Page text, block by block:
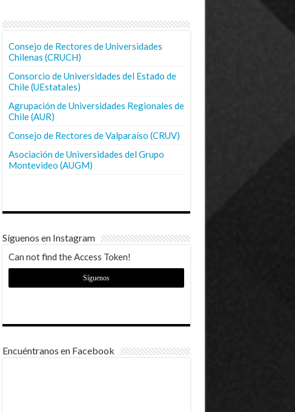
Consejo de Rectores de Universidades
Chilenas (CRUCH)
Consorcio de Universidades del Estado de
Chile (UEstatales)
Agrupación de Universidades Regionales de
Chile (AUR)
Consejo de Rectores de Valparaíso (CRUV)
Asociación de Universidades del Grupo
Montevideo (AUGM)
Síguenos en Instagram
Can not find the Access Token!
Síguenos
Encuéntranos en Facebook